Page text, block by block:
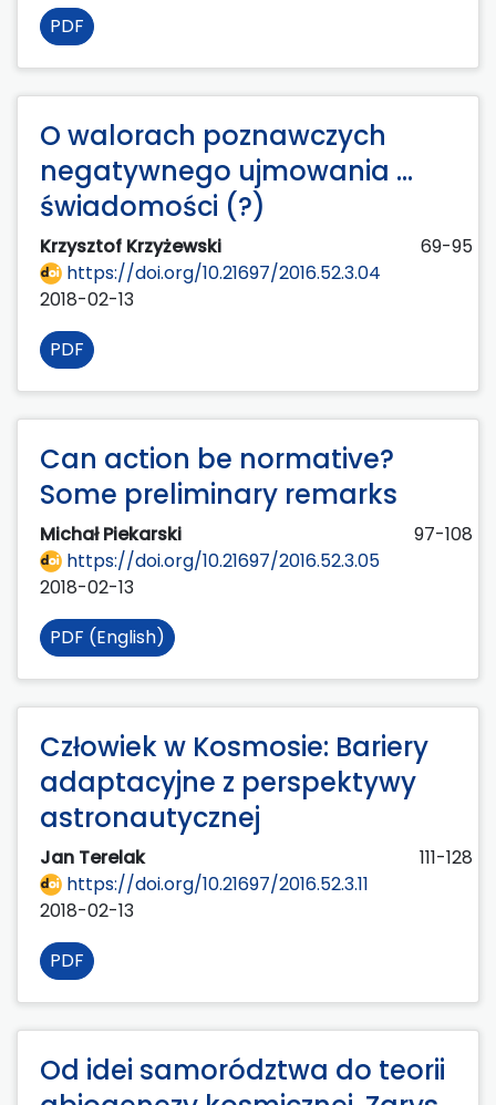
PDF
O walorach poznawczych
negatywnego ujmowania …
świadomości (?)
Krzysztof Krzyżewski
69-95
https://doi.org/10.21697/2016.52.3.04
2018-02-13
PDF
Can action be normative?
Some preliminary remarks
Michał Piekarski
97-108
https://doi.org/10.21697/2016.52.3.05
2018-02-13
PDF (English)
Człowiek w Kosmosie: Bariery
adaptacyjne z perspektywy
astronautycznej
Jan Terelak
111-128
https://doi.org/10.21697/2016.52.3.11
2018-02-13
PDF
Od idei samorództwa do teorii